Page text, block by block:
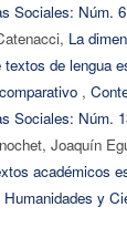
Sociales: Núm.
La
de lengua
,
Sociales: Núm.
Joaquín
académicos
y